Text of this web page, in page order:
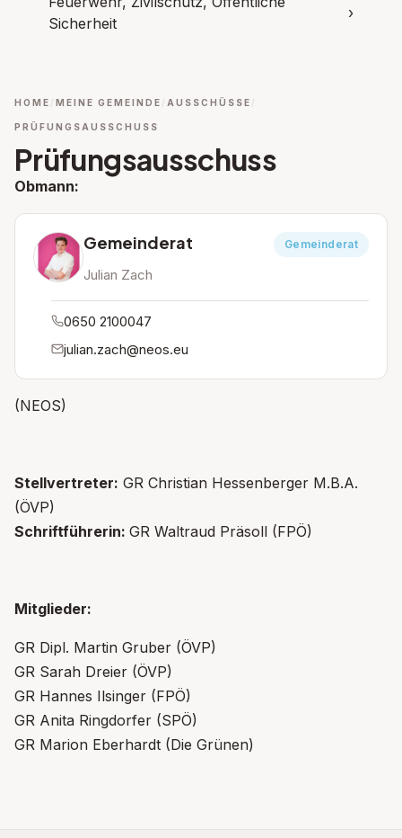
Sicherheit
›
HOME MEINE GEMEINDE AUSSCHÜSSE
PRÜFUNGSAUSSCHUSS
Prüfungsausschuss
Obmann:
Gemeinderat
Julian Zach
Gemeinderat
0650 2100047
julian.zach@neos.eu
(NEOS)
Stellvertreter: GR Christian Hessenberger M.B.A.
(ÖVP)
Schriftführerin: GR Waltraud Präsoll (FPÖ)
Mitglieder:
GR Dipl. Martin Gruber (ÖVP)
GR Sarah Dreier (ÖVP)
GR Hannes Ilsinger (FPÖ)
GR Anita Ringdorfer (SPÖ)
GR Marion Eberhardt (Die Grünen)